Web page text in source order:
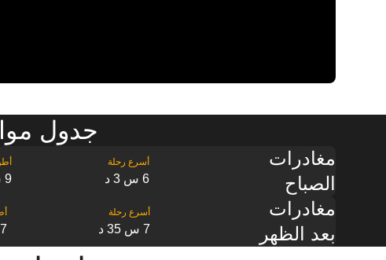
جدول
مغادرات
الصباح
6 س 3 د 9 س 41 د
مغادرات
بعد الظهر
7 س 35 د 7 س 35 د